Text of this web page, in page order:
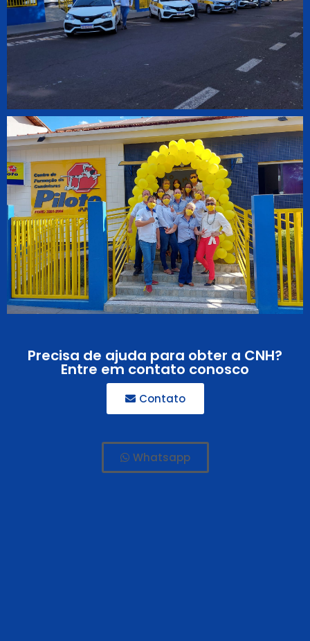
Precisa de ajuda para obter a CNH?
Entre em contato conosco
Contato
Whatsapp